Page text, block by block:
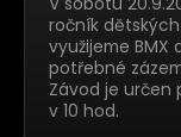
ročník
využijeme BMX
potřebné
Závod je určen
v 10 hod.